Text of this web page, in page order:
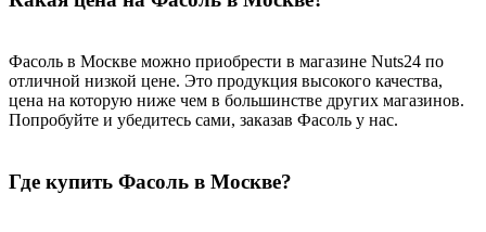
Фасоль в Москве можно приобрести в магазине Nuts24 по
отличной низкой цене. Это продукция высокого качества,
цена на которую ниже чем в большинстве других магазинов.
Попробуйте и убедитесь сами, заказав Фасоль у нас.
Где купить Фасоль в Москве?